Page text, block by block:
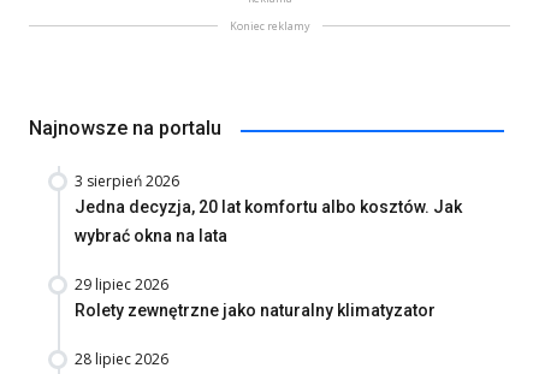
Koniec reklamy
Najnowsze na portalu
3 sierpień 2026
Jedna decyzja, 20 lat komfortu albo kosztów. Jak
wybrać okna na lata
29 lipiec 2026
Rolety zewnętrzne jako naturalny klimatyzator
28 lipiec 2026